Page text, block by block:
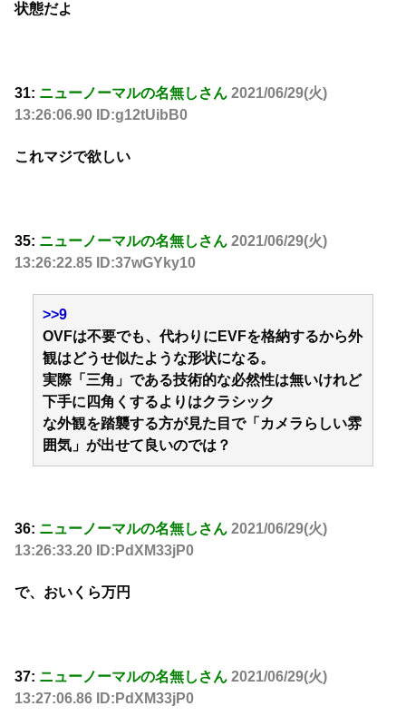
状態だよ
31: ニューノーマルの名無しさん 2021/06/29(火)
13:26:06.90 ID:g12tUibB0
これマジで欲しい
35: ニューノーマルの名無しさん 2021/06/29(火)
13:26:22.85 ID:37wGYky10
>>9
OVFは不要でも、代わりにEVFを格納するから外
観はどうせ似たような形状になる。
実際「三角」である技術的な必然性は無いけれど
下手に四角くするよりはクラシック
な外観を踏襲する方が見た目で「カメラらしい雰
囲気」が出せて良いのでは？
36: ニューノーマルの名無しさん 2021/06/29(火)
13:26:33.20 ID:PdXM33jP0
で、おいくら万円
37: ニューノーマルの名無しさん 2021/06/29(火)
13:27:06.86 ID:PdXM33jP0